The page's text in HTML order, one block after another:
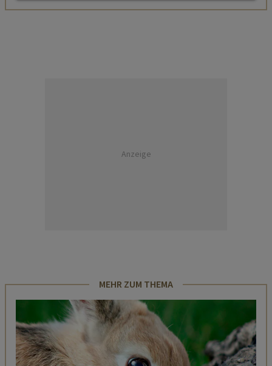
Anzeige
MEHR ZUM THEMA